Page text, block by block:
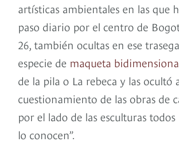
artísticas ambientales en las que
paso diario por el centro de
26, también ocultas en ese
especie de maqueta
de la pila o La rebeca y las ocultó
cuestionamiento de las obras de
por el lado de las esculturas
lo conocen”.